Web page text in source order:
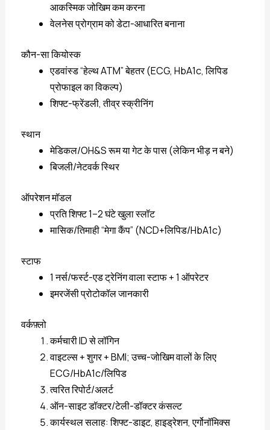
आकस्मिक जोखिम कम करना
वेलनेस प्रोग्राम को डेटा-आधारित बनाना
कौन-सा कियोस्क
एडवांस्ड “हेल्थ ATM” बेहतर (ECG, HbA1c, लिपिड
प्रोफाइल का विकल्प)
शिफ्ट-फ्रेंडली, तीव्र स्क्रीनिंग
स्थान
मेडिकल/OH&S रूम या गेट के पास (लेकिन भीड़ न बने)
बिजली/नेटवर्क स्थिर
ऑपरेशन मॉडल
प्रति शिफ्ट 1–2 घंटे खुला स्लॉट
मासिक/तिमाही “मेगा कैंप” (NCD+लिपिड/HbA1c)
स्टाफ
1 नर्स/फर्स्ट-एड ट्रेनिंग वाला स्टाफ + 1 ऑपरेटर
इमरजेंसी प्रोटोकॉल जानकारी
वर्कफ़्लो
कर्मचारी ID से लॉगिन
वाइटल्स + शुगर + BMI; उच्च-जोखिम वालों के लिए
ECG/HbA1c/लिपिड
त्वरित रिपोर्ट/अलर्ट
ऑन-साइट डॉक्टर/टेली-डॉक्टर कंसल्ट
कार्यस्थल सलाह: शिफ्ट-डाइट, हाइड्रेशन, एर्गोनॉमिक्स